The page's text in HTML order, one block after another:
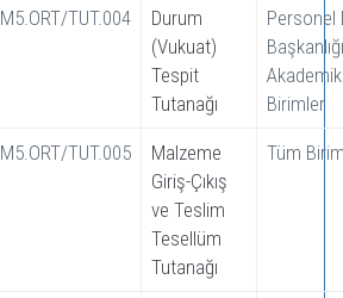
M5.ORT/TUT.004
Durum
(Vukuat)
Tespit
Tutanağı
Personel
Akademik
Birimler
M5.ORT/TUT.005
Malzeme
Giriş-Çıkış
ve Teslim
Tesellüm
Tutanağı
Tüm